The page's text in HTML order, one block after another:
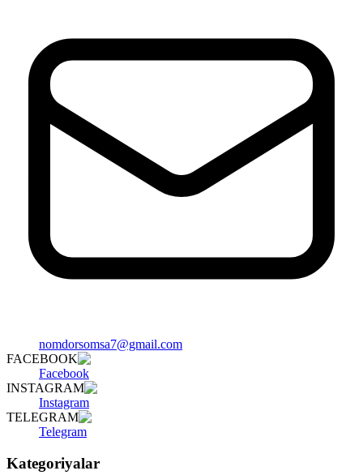
nomdorsomsa7@gmail.com
FACEBOOK
Facebook
INSTAGRAM
Instagram
TELEGRAM
Telegram
Kategoriyalar